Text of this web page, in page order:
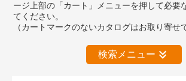
ージ上部の「カート」メニューを押して必要
てください。
（カートマークのないカタログはお取り寄せ
検索メニュー